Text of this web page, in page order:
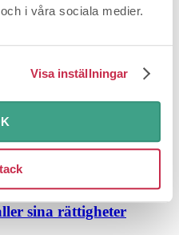
i våra sociala medier.
Visa inställningar
antirynkkrämer med vitamin
sina rättigheter